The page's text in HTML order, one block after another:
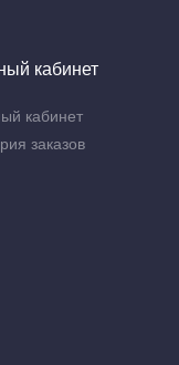
кабинет
кабинет
заказов